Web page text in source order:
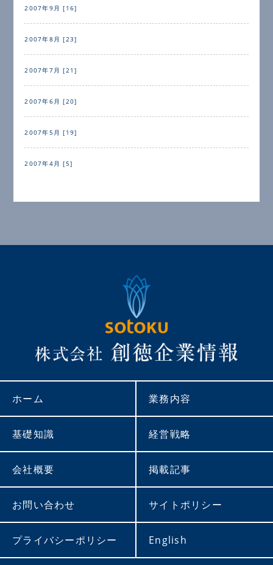
2007年9月 [16]
2007年8月 [23]
2007年7月 [21]
2007年6月 [20]
2007年5月 [19]
2007年4月 [5]
ホーム 業務内容
基礎知識 経営戦略
会社概要 掲載記事
お問い合わせ サイトポリシー
プライバシーポリシー English